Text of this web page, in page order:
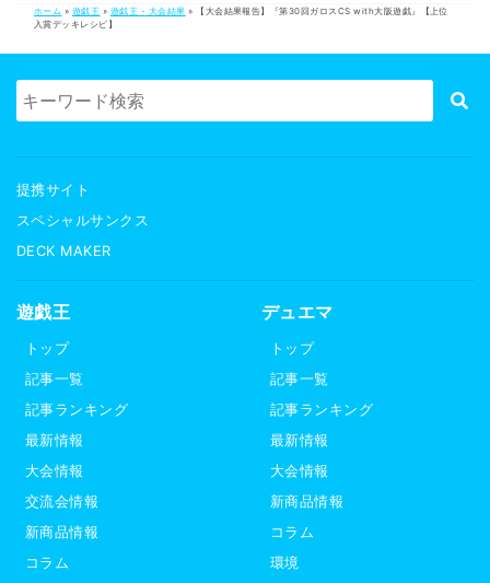
ホーム » 遊戯王 » 遊戯王 - 大会結果 »
【大会結果報告】『第30回ガロスCS with大阪遊戯』【上位
入賞デッキレシピ】
提携サイト
スペシャルサンクス
DECK MAKER
遊戯王
トップ
記事一覧
記事ランキング
最新情報
大会情報
交流会情報
新商品情報
コラム
デュエマ
トップ
記事一覧
記事ランキング
最新情報
大会情報
新商品情報
コラム
環境